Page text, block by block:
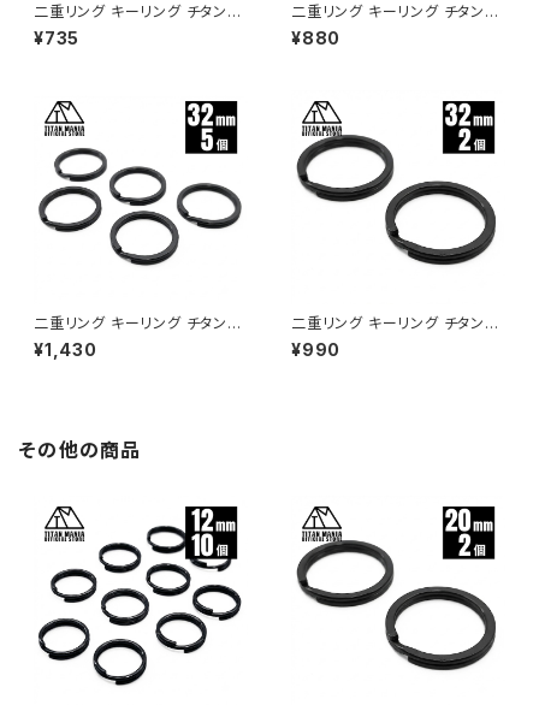
二重リング キーリング チタン製
ブラック 50mm×1個 超軽量 頑
丈 サビに強い 二重丸カン スプ
¥735
二重リング キーリング チタン製
ブラック 35mm×2個 超軽量 頑
丈 サビに強い 二重丸カン スプ
¥880
二重リング キーリング チタン製
ブラック 32mm×5個 超軽量 頑
丈 サビに強い 二重丸カン スプ
¥1,430
二重リング キーリング チタン製
ブラック 32mm×2個 超軽量 頑
丈 サビに強い 二重丸カン スプ
¥990
その他の商品